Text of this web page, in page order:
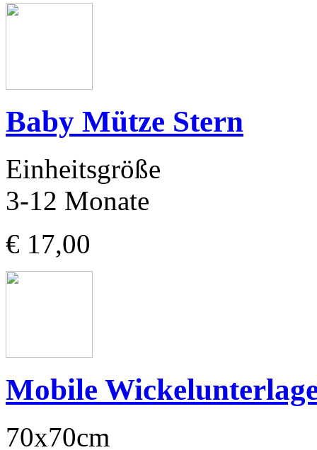
Baby Mütze Stern
Einheitsgröße
3-12 Monate
€ 17,00
Mobile
70x70cm